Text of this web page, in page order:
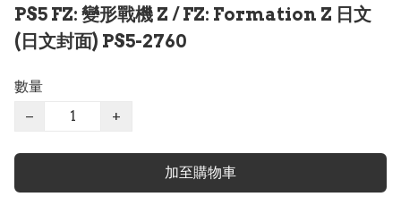
PS5 FZ: 變形戰機 Z / FZ: Formation Z 日文
(日文封面) PS5-2760
數量
−
+
加至購物車